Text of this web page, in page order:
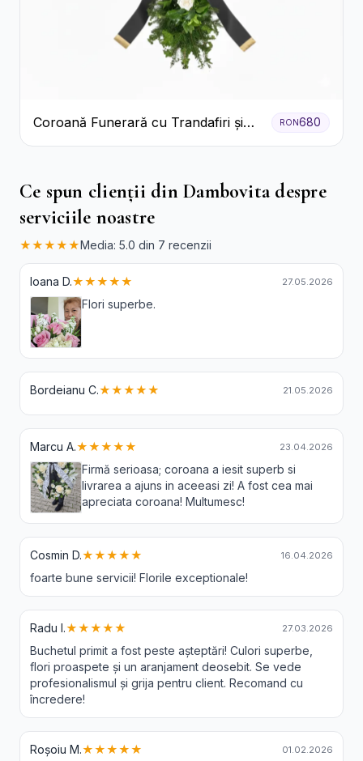
Coroană Funerară cu Trandafiri și
Crini
RON680
Ce spun clienții din Dambovita despre
serviciile noastre
★★★★★Media: 5.0 din 7 recenzii
Ioana D.★★★★★ 27.05.2026
Flori superbe.
Bordeianu C.★★★★★ 21.05.2026
Marcu A.★★★★★ 23.04.2026
Firmă serioasa; coroana a iesit superb si
livrarea a ajuns in aceeasi zi! A fost cea mai
apreciata coroana! Multumesc!
Cosmin D.★★★★★ 16.04.2026
foarte bune servicii! Florile exceptionale!
Radu I.★★★★★ 27.03.2026
Buchetul primit a fost peste așteptări! Culori superbe,
flori proaspete și un aranjament deosebit. Se vede
profesionalismul și grija pentru client. Recomand cu
încredere!
Roșoiu M.★★★★★ 01.02.2026